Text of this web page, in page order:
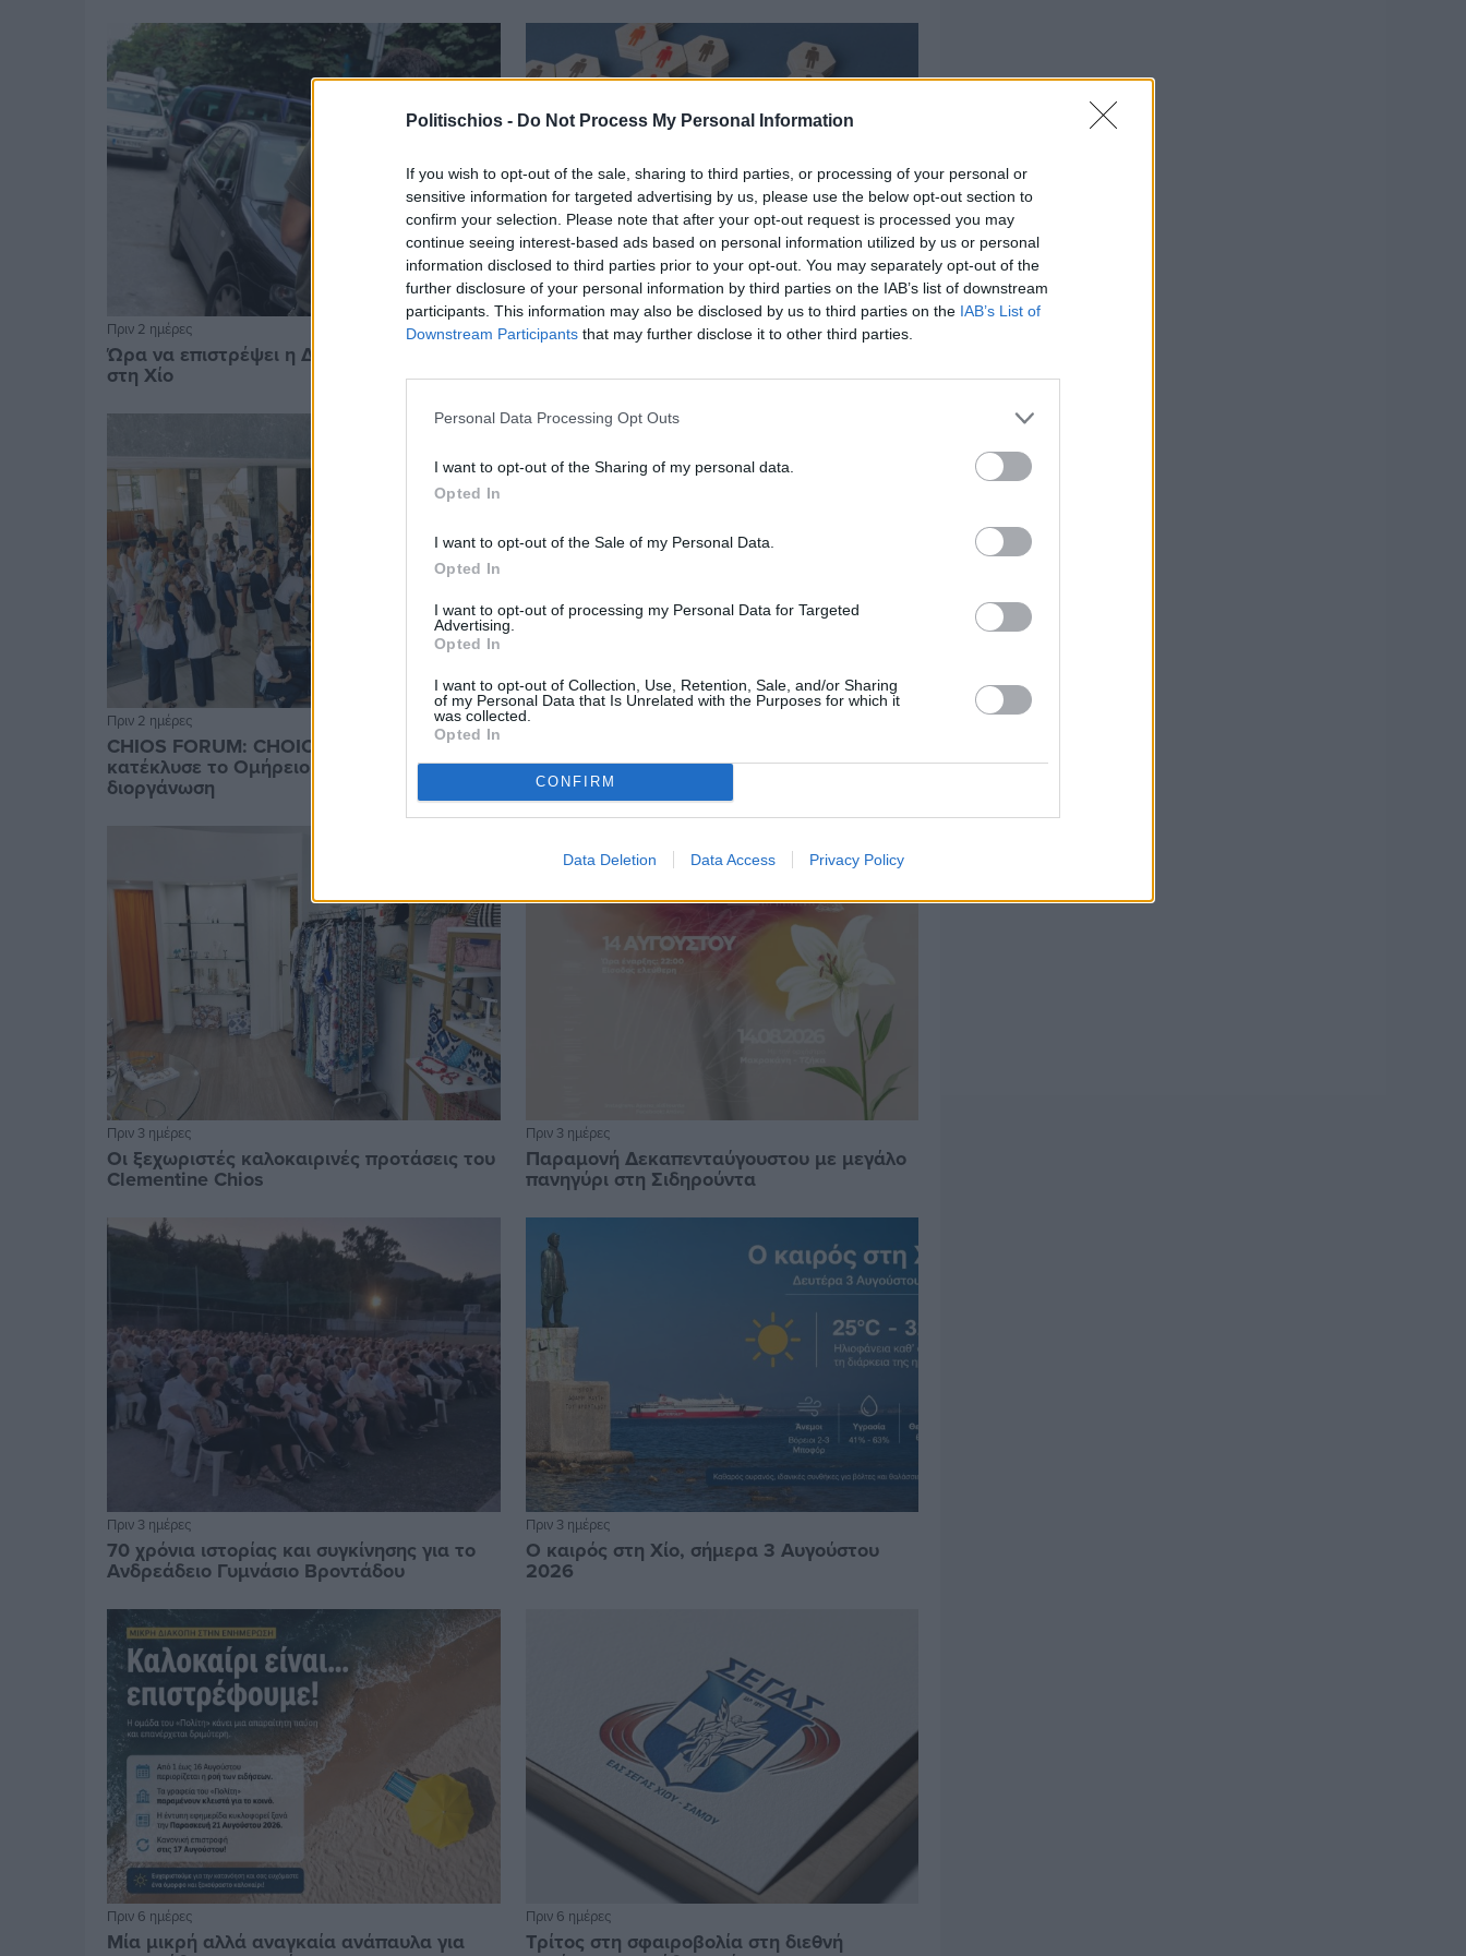
Politischios - Do Not Process My Personal Information
If you wish to opt-out of the sale, sharing to third parties, or processing of your personal or
sensitive information for targeted advertising by us, please use the below opt-out section to
confirm your selection. Please note that after your opt-out request is processed you may
continue seeing interest-based ads based on personal information utilized by us or personal
information disclosed to third parties prior to your opt-out. You may separately opt-out of the
further disclosure of your personal information by third parties on the IAB’s list of downstream
participants. This information may also be disclosed by us to third parties on the IAB’s List of
Downstream Participants that may further disclose it to other third parties.
Personal Data Processing Opt Outs
I want to opt-out of the Sharing of my personal data.
Opted In
I want to opt-out of the Sale of my Personal Data.
Opted In
I want to opt-out of processing my Personal Data for Targeted
Advertising.
Opted In
I want to opt-out of Collection, Use, Retention, Sale, and/or Sharing
of my Personal Data that Is Unrelated with the Purposes for which it
was collected.
Opted In
CONFIRM
Data Deletion Data Access Privacy Policy
Πριν 2 ημέρες
Ώρα να επιστρέψει η Δημοτική Αστυνομία
στη Χίο
Πριν 2 ημέρες
«κόκκινο»
Πριν 2 ημέρες
CHIOS FORUM: CHOICES- Πλήθος κόσμου
κατέκλυσε το Ομήρειο για την μεγάλη
διοργάνωση
Πριν 2 ημέρες
ένταξη στο ανθυγιεινό επίδομα
Πριν 3 ημέρες
Οι ξεχωριστές καλοκαιρινές προτάσεις του
Clementine Chios
Πριν 3 ημέρες
Παραμονή Δεκαπενταύγουστου με μεγάλο
πανηγύρι στη Σιδηρούντα
Πριν 3 ημέρες
70 χρόνια ιστορίας και συγκίνησης για το
Ανδρεάδειο Γυμνάσιο Βροντάδου
Πριν 3 ημέρες
Ο καιρός στη Χίο, σήμερα 3 Αυγούστου
2026
Πριν 6 ημέρες
Μία μικρή αλλά αναγκαία ανάπαυλα για
Πριν 6 ημέρες
Τρίτος στη σφαιροβολία στη διεθνή